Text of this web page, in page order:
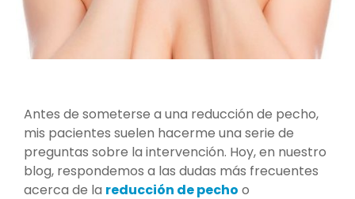
Antes de someterse a una reducción de pecho,
mis pacientes suelen hacerme una serie de
preguntas sobre la intervención. Hoy, en nuestro
blog, respondemos a las dudas más frecuentes
acerca de la reducción de pecho o